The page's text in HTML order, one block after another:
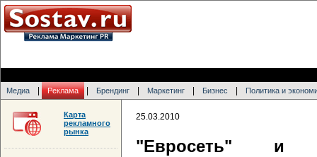
Медиа Реклама Брендинг Маркетинг Бизнес Политика и
25.03.2010
"Евросеть" и
Карта
рекламного
рынка